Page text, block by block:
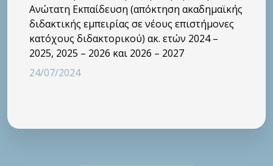
Ανώτατη Εκπαίδευση (απόκτηση ακαδημαϊκής
διδακτικής εμπειρίας σε νέους επιστήμονες
κατόχους διδακτορικού) ακ. ετών 2024 –
2025, 2025 – 2026 και 2026 – 2027
24/07/2024